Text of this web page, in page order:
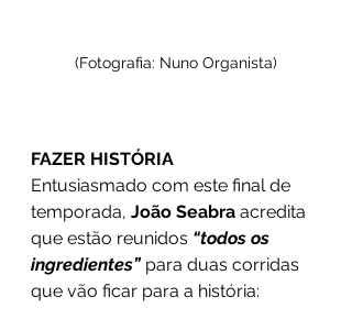
(Fotografia: Nuno Organista)
FAZER HISTÓRIA
Entusiasmado com este final de
temporada, João Seabra acredita
que estão reunidos “todos os
ingredientes” para duas corridas
que vão ficar para a história: